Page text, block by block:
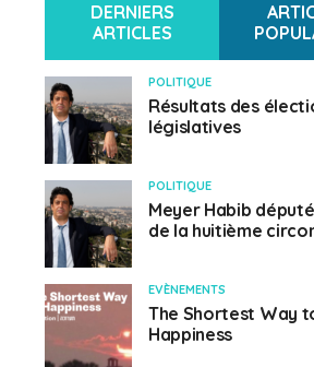
DERNIERS
ARTICLES
POLITIQUE
Résultats des
législatives
POLITIQUE
Meyer Habib
de la huitième
EVÈNEMENTS
The Shortest Way
Happiness